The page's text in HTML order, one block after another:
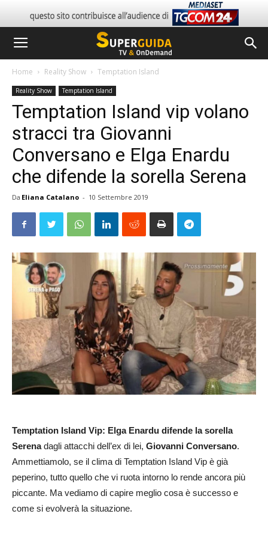
Home Reality Show Temptation Island
Reality Show Temptation Island
Temptation Island vip volano
stracci tra Giovanni
Conversano e Elga Enardu
che difende la sorella Serena
Da Eliana Catalano - 10 Settembre 2019
Temptation Island Vip: Elga Enardu difende la sorella
Serenadagli attacchi dell’ex di lei, Giovanni Conversano.
Ammettiamolo, se il clima di Temptation Island Vip è già
peperino, tutto quello che vi ruota intorno lo rende ancora più
piccante. Ma vediamo di capire meglio cosa è successo e
come si evolverà la situazione.